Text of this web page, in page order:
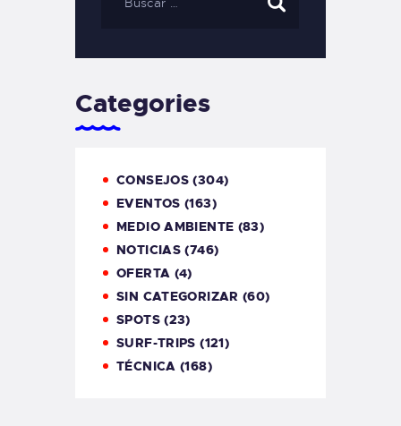
Categories
CONSEJOS (304)
EVENTOS (163)
MEDIO AMBIENTE (83)
NOTICIAS (746)
OFERTA (4)
SIN CATEGORIZAR (60)
SPOTS(23)
SURF-TRIPS (121)
TÉCNICA (168)